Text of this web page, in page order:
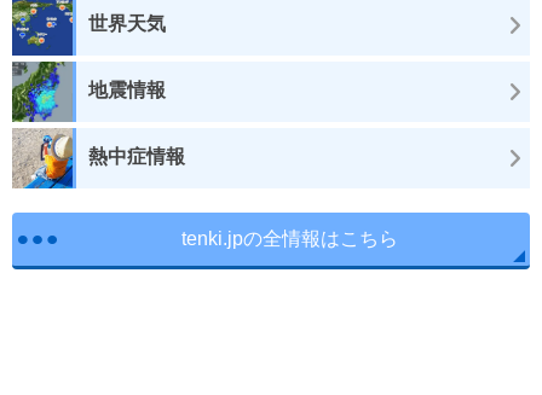
世界天気
地震情報
熱中症情報
tenki.jpの全情報はこちら